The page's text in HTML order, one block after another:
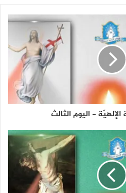
- اليوم الثالث